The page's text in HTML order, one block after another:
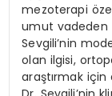
mezoterapi
umut vadeden
Sevgili’nin
olan ilgisi,
araştırmak için